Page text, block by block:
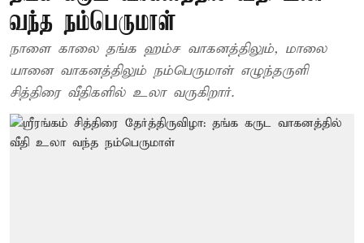
வந்த நம்பெருமாள்
நாளை காலை தங்க ஹம்ச வாகனத்திலும், மாலை
யானை வாகனத்திலும் நம்பெருமாள் எழுந்தருளி
சித்திரை வீதிகளில் உலா வருகிறார்.